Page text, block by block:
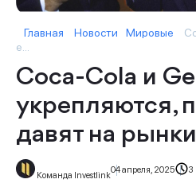
Главная Новости Мировые
е...
Coca-Cola и
укрепляются,
давят на рынки
Команда Investlink
04 апреля, 2025 3